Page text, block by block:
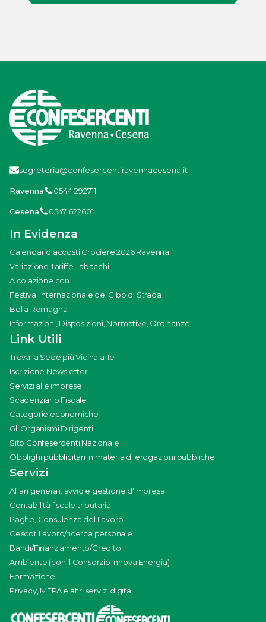
segreteria@confesercentiravennacesena.it
Ravenna 0544 292711
Cesena 0547 622601
In Evidenza
Calendario accosti Crociere 2026 Ravenna
Variazione Tariffe Tabacchi
A colazione con...
Festival Internazionale del Cibo di Strada
Bella Romagna
Informazioni, Disposizioni, Normative, Ordinanze
Link Utili
Trova la Sede più Vicina a Te
Iscrizione Newsletter
Servizi alle imprese
Scadenziario Fiscale
Categorie economiche
Gli Organismi Dirigenti
Sito Confesercenti Nazionale
Obblighi pubblicitari in materia di erogazioni pubbliche
Servizi
Affari generali: avvio e gestione d'impresa
Contabilità fiscale tributaria
Paghe, Consulenza del Lavoro
Cescot Lavoro/ricerca personale
Bandi/Finanziamento/Credito
Ambiente (con il Consorzio Innova Energia)
Formazione
Privacy, MEPA e altri servizi digitali